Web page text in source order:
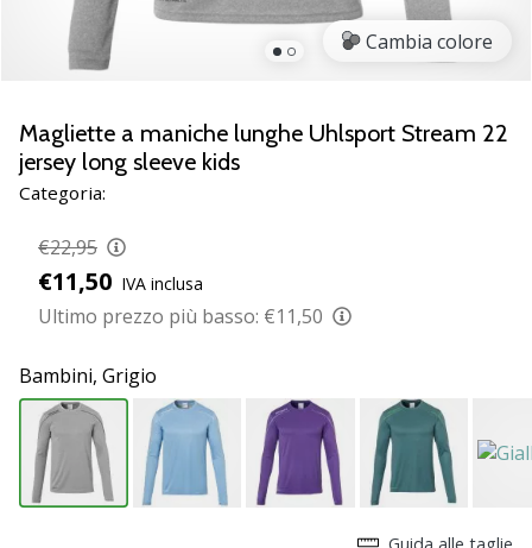
Scopri
nuove
da
pallamano
PUMA
Accelerate
SQD
5!
Conosci
tecnici
valuta
se
vale
Cambia colore
Magliette a maniche lunghe Uhlsport Stream 22
jersey long sleeve kids
Categoria:
€22,95
€11,50 IVA inclusa
Ultimo prezzo più basso: €11,50
Bambini, Grigio
Guida alle taglie